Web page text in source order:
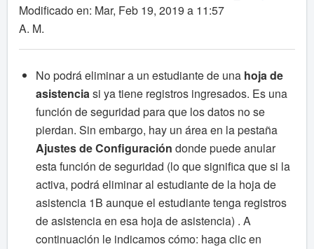
Modificado en: Mar, Feb 19, 2019 a 11:57
A. M.
No podrá eliminar a un estudiante de una hoja de
asistenciasi ya tiene registros ingresados. Es una
función de seguridad para que los datos no se
pierdan. Sin embargo, hay un área en la pestaña
Ajustes de Configuración donde puede anular
esta función de seguridad (lo que significa que si la
activa, podrá eliminar al estudiante de la hoja de
asistencia 1B aunque el estudiante tenga registros
de asistencia en esa hoja de asistencia) . A
continuación le indicamos cómo: haga clic en